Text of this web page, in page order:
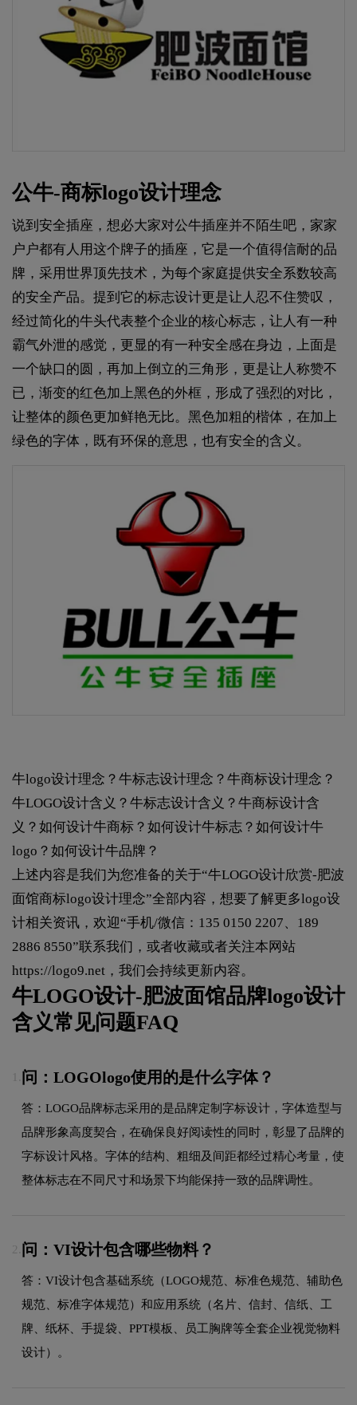
公牛-商标logo设计理念
说到安全插座，想必大家对公牛插座并不陌生吧，家家
户户都有人用这个牌子的插座，它是一个值得信耐的品
牌，采用世界顶先技术，为每个家庭提供安全系数较高
的安全产品。提到它的标志设计更是让人忍不住赞叹，
经过简化的牛头代表整个企业的核心标志，让人有一种
霸气外泄的感觉，更显的有一种安全感在身边，上面是
一个缺口的圆，再加上倒立的三角形，更是让人称赞不
已，渐变的红色加上黑色的外框，形成了强烈的对比，
让整体的颜色更加鲜艳无比。黑色加粗的楷体，在加上
绿色的字体，既有环保的意思，也有安全的含义。
牛logo设计理念？牛标志设计理念？牛商标设计理念？
牛LOGO设计含义？牛标志设计含义？牛商标设计含
义？如何设计牛商标？如何设计牛标志？如何设计牛
logo？如何设计牛品牌？
上述内容是我们为您准备的关于“牛LOGO设计欣赏-肥波
面馆商标logo设计理念”全部内容，想要了解更多logo设
计相关资讯，欢迎“手机/微信：135 0150 2207、189
2886 8550”联系我们，或者收藏或者关注本网站
https://logo9.net ，我们会持续更新内容。
牛LOGO设计-肥波面馆品牌logo设计
含义常见问题FAQ
问：LOGOlogo使用的是什么字体？
答：LOGO品牌标志采用的是品牌定制字标设计，字体造型与
品牌形象高度契合，在确保良好阅读性的同时，彰显了品牌的
字标设计风格。字体的结构、粗细及间距都经过精心考量，使
整体标志在不同尺寸和场景下均能保持一致的品牌调性。
2. 问：VI设计包含哪些物料？
答：VI设计包含基础系统（LOGO规范、标准色规范、辅助色
规范、标准字体规范）和应用系统（名片、信封、信纸、工
牌、纸杯、手提袋、PPT模板、员工胸牌等全套企业视觉物料
设计）。